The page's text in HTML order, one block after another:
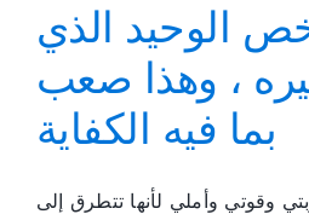
الوحيد الذي
، وهذا صعب
بما فيه الكفاية
وقوتي وأملي لأنها تتطرق إلى